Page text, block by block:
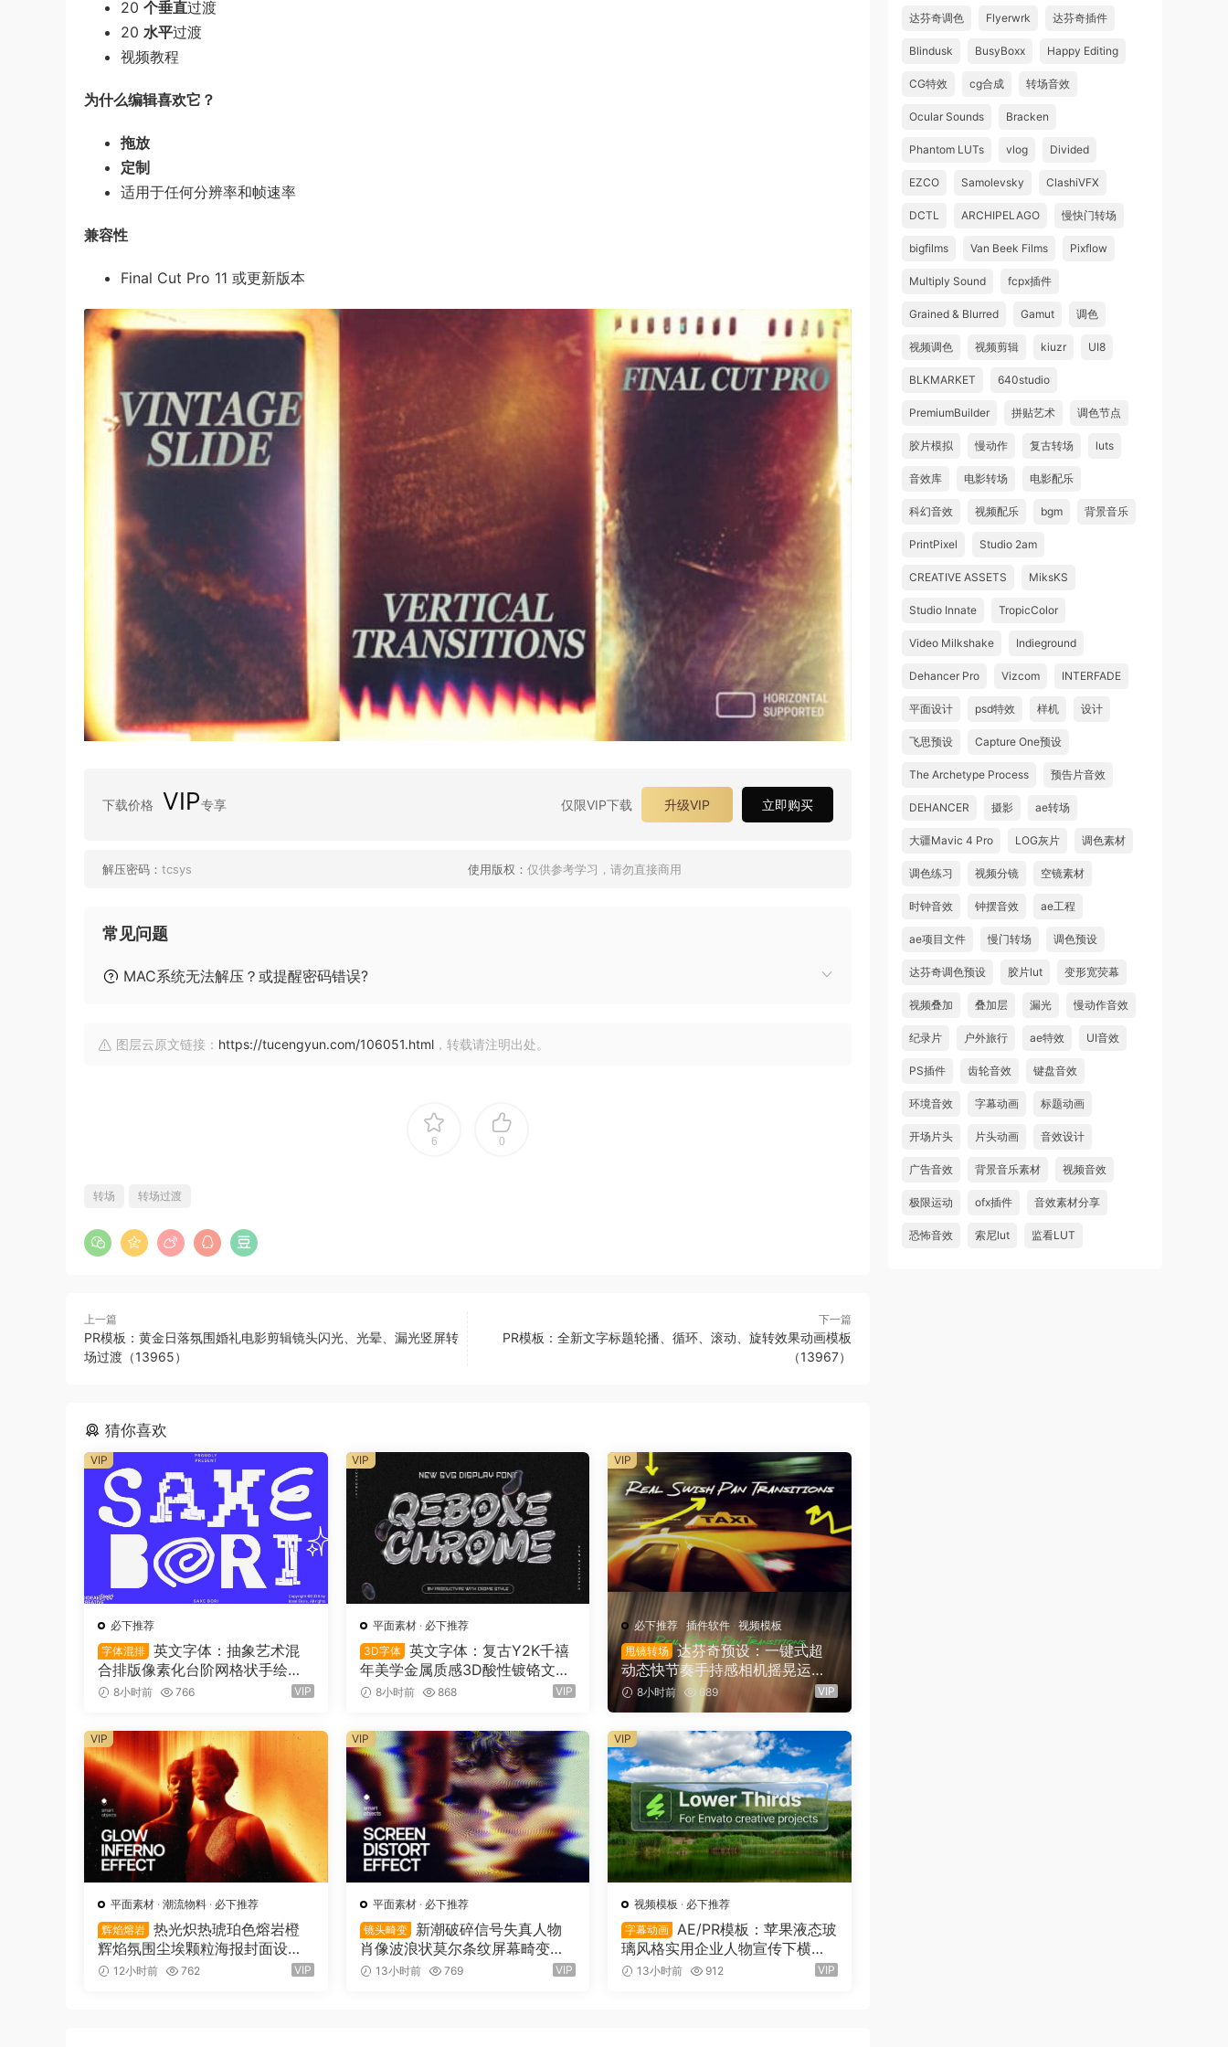
20 个垂直过渡
20 水平过渡
视频教程
为什么编辑喜欢它？
拖放
定制
适用于任何分辨率和帧速率
兼容性
Final Cut Pro 11 或更新版本
下载价格 VIP专享 仅限VIP下载 升级VIP 立即购买
解压密码： tcsys 使用版权： 仅供参考学习，请勿直接商用
常见问题
MAC系统无法解压？或提醒密码错误?
图层云原文链接： https://tucengyun.com/106051.html ，转载请注明出处。
6 0
转场 转场过渡
上一篇
PR模板：黄金日落氛围婚礼电影剪辑镜头闪光、光晕、漏光竖屏转
场过渡（13965）
下一篇
PR模板：全新文字标题轮播、循环、滚动、旋转效果动画模板
（13967）
猜你喜欢
必下推荐
字体混排 英文字体：抽象艺术混
合排版像素化台阶网格状手绘螺
旋有机曲线版面设计封面海报字
8小时前 766 VIP
VIP
平面素材· 必下推荐
3D字体
英文字体：复古Y2K千禧
年美学金属质感3D酸性镀铬文字
LOGO标题封面海报设计SVG字
8小时前 868 VIP
VIP
必下推荐 ·插件软件·视频模板
甩镜转场
达芬奇预设：一键式超
动态快节奏手持感相机摇晃运动
甩镜头无缝转场过渡 支持横竖屏
8小时前 689 VIP
VIP
平面素材 · 潮流物料 · 必下推荐
辉焰熔岩 热光炽热琥珀色熔岩橙
辉焰氛围尘埃颗粒海报封面设计P
SD特效样机 Glow Inferno Effec
12小时前 762 VIP
VIP
平面素材· 必下推荐
镜头畸变
新潮破碎信号失真人物
肖像波浪状莫尔条纹屏幕畸变专
辑封面音乐海报传单PSD特效样
13小时前 769 VIP
VIP
视频模板 · 必下推荐
字幕动画
AE/PR模板：苹果液态玻
璃风格实用企业人物宣传下横栏
字幕条文字标题动画（16155）
13小时前 912 VIP
VIP
达芬奇调色 Flyerwrk 达芬奇插件
Blindusk BusyBoxx Happy Editing
CG特效 cg合成 转场音效
Ocular Sounds Bracken
Phantom LUTs vlog Divided
EZCO Samolevsky ClashiVFX
DCTL ARCHIPELAGO 慢快门转场
bigfilms Van Beek Films Pixflow
Multiply Sound fcpx插件
Grained & Blurred Gamut 调色
视频调色 视频剪辑 kiuzr UI8
BLKMARKET 640studio
PremiumBuilder 拼贴艺术 调色节点
胶片模拟 慢动作 复古转场 luts
音效库 电影转场 电影配乐
科幻音效 视频配乐 bgm 背景音乐
PrintPixel Studio 2am
CREATIVE ASSETS MiksKS
Studio Innate TropicColor
Video Milkshake Indieground
Dehancer Pro Vizcom INTERFADE
平面设计 psd特效 样机 设计
飞思预设 Capture One预设
The Archetype Process 预告片音效
DEHANCER 摄影 ae转场
大疆Mavic 4 Pro LOG灰片 调色素材
调色练习 视频分镜 空镜素材
时钟音效 钟摆音效 ae工程
ae项目文件 慢门转场 调色预设
达芬奇调色预设 胶片lut 变形宽荧幕
视频叠加 叠加层 漏光 慢动作音效
纪录片 户外旅行 ae特效 UI音效
PS插件 齿轮音效 键盘音效
环境音效 字幕动画 标题动画
开场片头 片头动画 音效设计
广告音效 背景音乐素材 视频音效
极限运动 ofx插件 音效素材分享
恐怖音效 索尼lut 监看LUT